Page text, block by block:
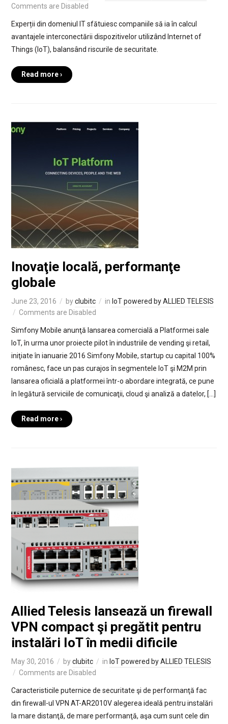
Comments are Disabled
Experții din domeniul IT sfătuiesc companiile să ia în calcul
avantajele interconectării dispozitivelor utilizând Internet of
Things (IoT), balansând riscurile de securitate.
Read more ›
Inovaţie locală, performanţe
globale
June 23, 2016 byclubitc in IoT powered by ALLIED TELESIS
Comments are Disabled
Simfony Mobile anunţă lansarea comercială a Platformei sale
IoT, în urma unor proiecte pilot în industriile de vending şi retail,
iniţiate în ianuarie 2016 Simfony Mobile, startup cu capital 100%
românesc, face un pas curajos în segmentele IoT şi M2M prin
lansarea oficială a platformei într-o abordare integrată, ce pune
în legătură serviciile de comunicaţii, cloud şi analiză a datelor, […]
Read more ›
Allied Telesis lansează un firewall
VPN compact şi pregătit pentru
instalări IoT în medii dificile
May 30, 2016 byclubitc in IoT powered by ALLIED TELESIS
Comments are Disabled
Caracteristicile puternice de securitate şi de performanţă fac
din firewall-ul VPN AT-AR2010V alegerea ideală pentru instalări
la mare distanţă, de mare performanţă, aşa cum sunt cele din